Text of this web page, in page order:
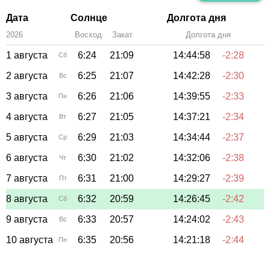
Дата Солнце Долгота дня
2026 Восход Закат Долгота дня
1 августа Сб 6:24 21:09 14:44:58
-2:28
2 августа
Вс 6:25 21:07 14:42:28
-2:30
3 августа
Пн 6:26 21:06 14:39:55
-2:33
4 августа
Вт 6:27 21:05 14:37:21
-2:34
5 августа
Ср 6:29 21:03 14:34:44
-2:37
6 августа
Чт 6:30 21:02 14:32:06
-2:38
7 августа
Пт 6:31 21:00 14:29:27
-2:39
8 августа
Сб 6:32 20:59 14:26:45
-2:42
9 августа
Вс 6:33 20:57 14:24:02
-2:43
10 августа
Пн 6:35 20:56 14:21:18
-2:44